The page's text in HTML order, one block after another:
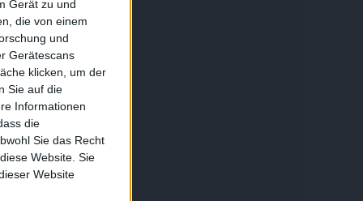
Gerät zu und
die von einem
und
Gerätescans
klicken, um der
Sie auf die
Informationen
die
Sie das Recht
Website. Sie
Website